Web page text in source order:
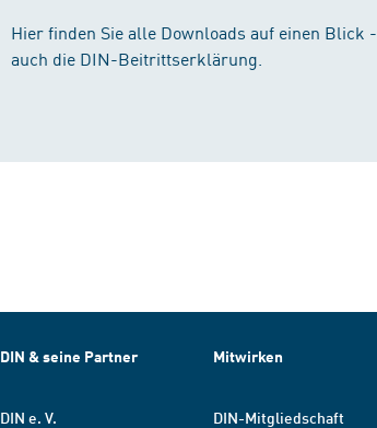
Hier finden Sie alle Downloads auf einen Blick -
auch die DIN-Beitrittserklärung.
DIN & seine Partner
DIN e. V.
Mitwirken
DIN-Mitgliedschaft